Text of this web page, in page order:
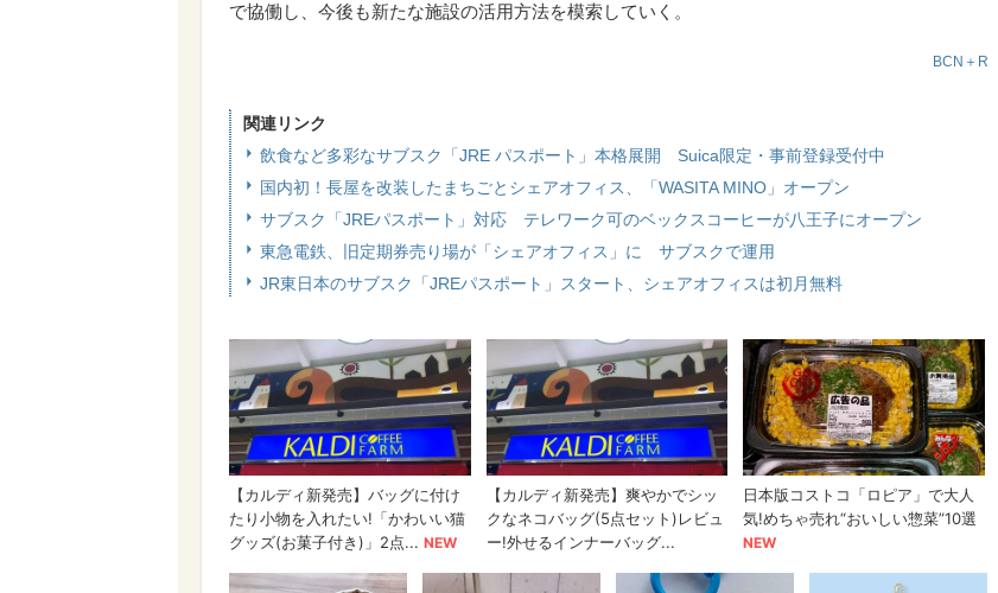
で協働し、今後も新たな施設の活用方法を模索していく。
BCN＋R
関連リンク
飲食など多彩なサブスク「JRE パスポート」本格展開 Suica限定・事前登録受付中
国内初！長屋を改装したまちごとシェアオフィス、「WASITA MINO」オープン
サブスク「JREパスポート」対応 テレワーク可のベックスコーヒーが八王子にオープン
東急電鉄、旧定期券売り場が「シェアオフィス」に サブスクで運用
JR東日本のサブスク「JREパスポート」スタート、シェアオフィスは初月無料